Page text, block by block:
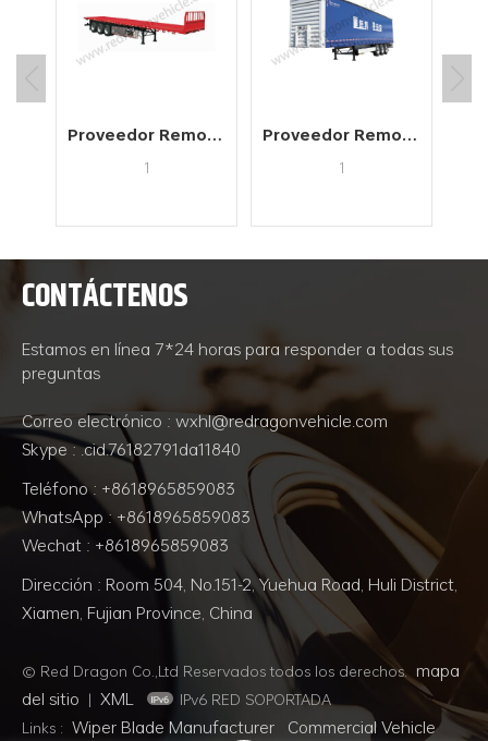
Proveedor Remolques de plataforma y tipos de derivados relevantes Precio
1
LEE MAS
Proveedor Remolques con cortina lateral nuevos a la venta
1
CONTÁCTENOS
Estamos en línea 7*24 horas para responder a todas sus
preguntas
Correo electrónico : wxhl@redragonvehicle.com
Skype : .cid.76182791da11840
Teléfono : +8618965859083
WhatsApp : +8618965859083
Wechat : +8618965859083
Dirección : Room 504, No.151-2, Yuehua Road, Huli District,
Xiamen, Fujian Province, China
© Red Dragon Co.,Ltd Reservados todos los derechos. mapa
del sitio | XML
IPv6 RED SOPORTADA
Links : Wiper Blade Manufacturer Commercial Vehicle